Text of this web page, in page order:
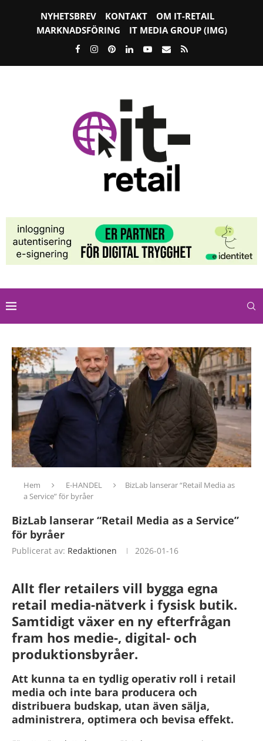
NYHETSBREV KONTAKT
OM IT-RETAIL
MARKNADSFÖRING
IT MEDIA GROUP (IMG)
Hem E-HANDEL
BizLab lanserar “Retail Media as
a Service” för byråer
BizLab lanserar “Retail Media as a Service”
för byråer
Publicerat av: Redaktionen 2026-01-16
Allt fler retailers vill bygga egna
retail media-nätverk i fysisk butik.
Samtidigt växer en ny efterfrågan
fram hos medie-, digital- och
produktionsbyråer.
Att kunna ta en tydlig operativ roll i retail
media och inte bara producera och
distribuera budskap, utan även sälja,
administrera, optimera och bevisa effekt.